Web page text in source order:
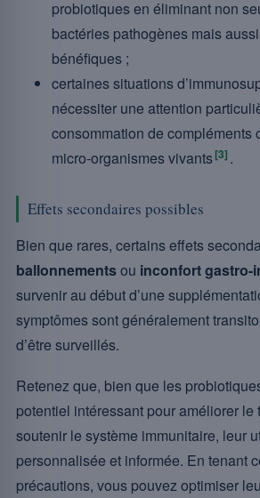
probiotiques en éliminant non
bactéries pathogènes mais
bénéfiques ;
certaines situations
nécessiter une attention
consommation de compléments
micro-organismes vivants[3] .
Effets secondaires possibles
Bien que rares, certains effets
ballonnementsou inconfort gastro-
survenir au début d’une
symptômes sont généralement
d’être surveillés.
Retenez que, bien que les
potentiel intéressant pour améliorer le
soutenir le système immunitaire, leur
personnalisée et informée. En tenant
précautions, vous pouvez optimiser